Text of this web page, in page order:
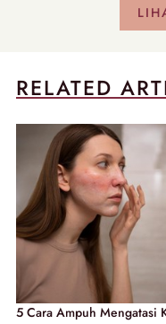
RELATED
5 Cara Ampuh Mengatasi